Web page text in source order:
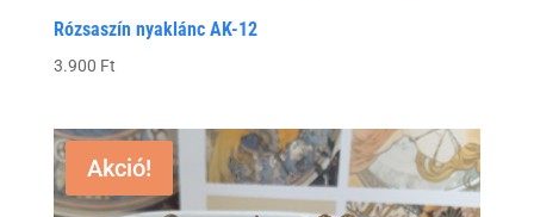
Rózsaszín nyaklánc AK-12
3.900 Ft
Akció!